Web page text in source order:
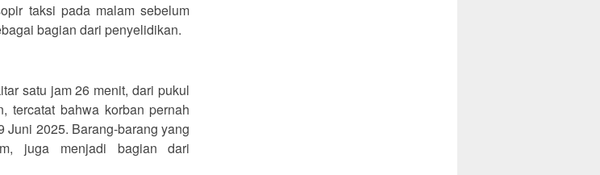
taksi pada malam sebelum
bagian dari penyelidikan.
satu jam 26 menit, dari pukul
tercatat bahwa korban pernah
Juni 2025. Barang-barang yang
juga menjadi bagian dari